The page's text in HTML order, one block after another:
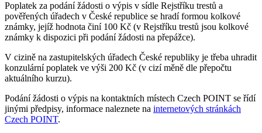
Poplatek za podání žádosti o výpis v sídle Rejstříku trestů a
pověřených úřadech v České republice se hradí formou kolkové
známky, jejíž hodnota činí 100 Kč (v Rejstříku trestů jsou kolkové
známky k dispozici při podání žádosti na přepážce).
V cizině na zastupitelských úřadech České republiky je třeba uhradit
konzulární poplatek ve výši 200 Kč (v cizí měně dle přepočtu
aktuálního kurzu).
Podání žádosti o výpis na kontaktních místech Czech POINT se řídí
jinými předpisy, informace naleznete na internetových stránkách
Czech POINT.